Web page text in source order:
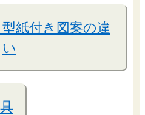
紙付き図案の違
い